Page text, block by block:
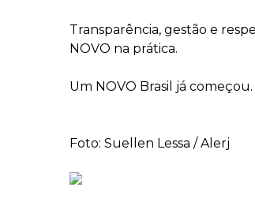
Transparência, gestão e
NOVO na prática.
Um NOVO Brasil já começou.
Foto: Suellen Lessa / Alerj